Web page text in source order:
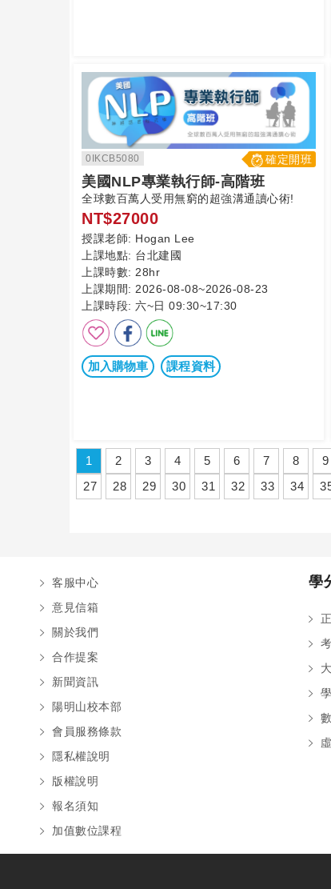
0IKCB5080 確定開班
美國NLP專業執行師-高階班
全球數百萬人受用無窮的超強溝通讀心術!
NT$27000
授課老師: Hogan Lee
上課地點: 台北建國
上課時數: 28hr
上課期間: 2026-08-08~2026-08-23
上課時段: 六~日 09:30~17:30
加入購物車 課程資料
1 2 3 4 5 6 7 8 9
27
28 29 30 31 32 33 34
客服中心
意見信箱
關於我們
合作提案
新聞資訊
陽明山校本部
會員服務條款
隱私權說明
版權說明
報名須知
加值數位課程
學